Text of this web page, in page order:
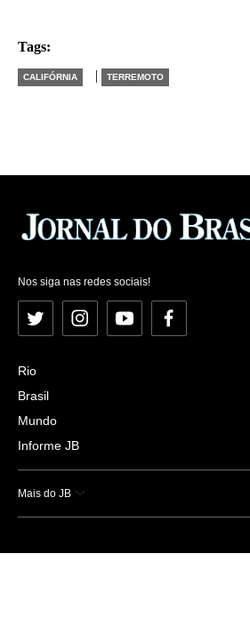
Tags:
CALIFÓRNIA | TERREMOTO
Nos siga nas redes sociais!
Twitter InstagramYouTubeFacebook
Rio
Brasil
Mundo
Informe JB
Mais do JB
Esportes